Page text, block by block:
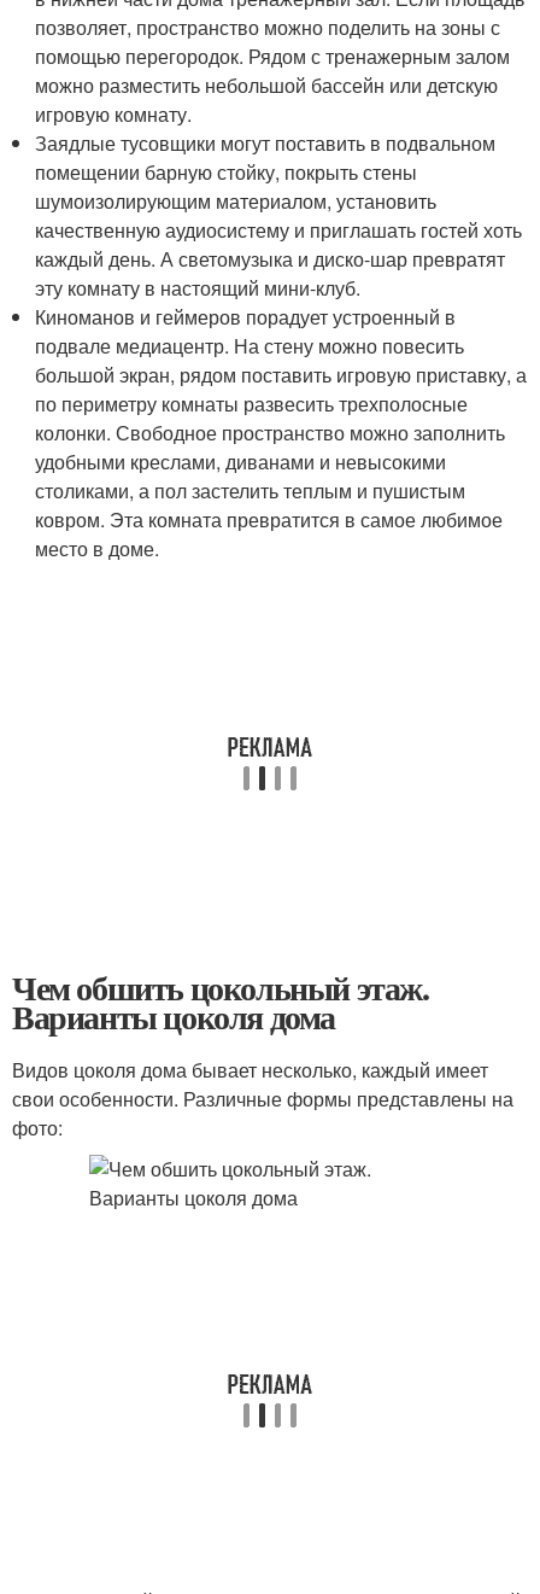
позволяет, пространство можно поделить на зоны с
помощью перегородок. Рядом с тренажерным залом
можно разместить небольшой бассейн или детскую
игровую комнату.
Заядлые тусовщики могут поставить в подвальном
помещении барную стойку, покрыть стены
шумоизолирующим материалом, установить
качественную аудиосистему и приглашать гостей хоть
каждый день. А светомузыка и диско-шар превратят
эту комнату в настоящий мини-клуб.
Киноманов и геймеров порадует устроенный в
подвале медиацентр. На стену можно повесить
большой экран, рядом поставить игровую приставку, а
по периметру комнаты развесить трехполосные
колонки. Свободное пространство можно заполнить
удобными креслами, диванами и невысокими
столиками, а пол застелить теплым и пушистым
ковром. Эта комната превратится в самое любимое
место в доме.
Чем обшить цокольный этаж.
Варианты цоколя дома
Видов цоколя дома бывает несколько, каждый имеет
свои особенности. Различные формы представлены на
фото: